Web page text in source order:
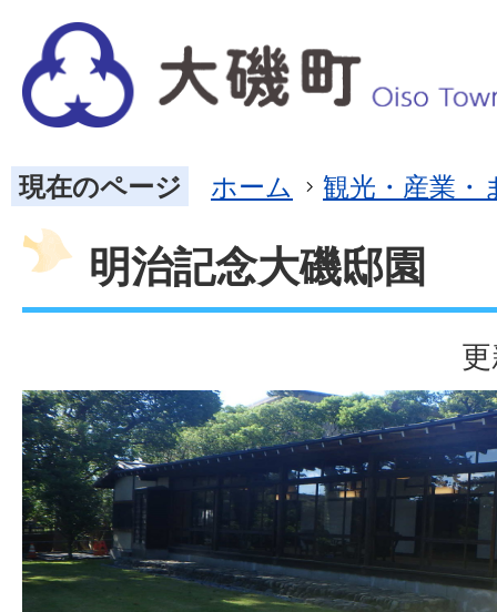
現在のページ ホーム 観光・産業・
明治記念大磯邸園